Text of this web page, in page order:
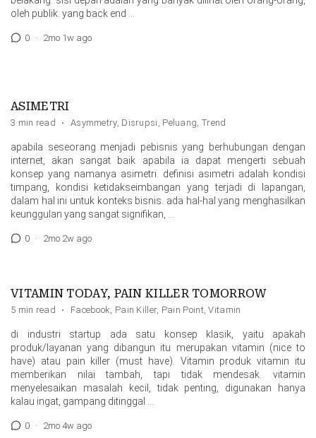
oleh publik. yang back end …
0 · 2mo 1w ago
ASIMETRI
3 min read · Asymmetry, Disrupsi , Peluang, Trend
apabila seseorang menjadi pebisnis yang berhubungan dengan
internet, akan sangat baik apabila ia dapat mengerti sebuah
konsep yang namanya asimetri. definisi asimetri adalah kondisi
timpang, kondisi ketidakseimbangan yang terjadi di lapangan,
dalam hal ini untuk konteks bisnis. ada hal-hal yang menghasilkan
keunggulan yang sangat signifikan, …
0 · 2mo 2w ago
VITAMIN TODAY, PAIN KILLER TOMORROW
5 min read · Facebook, Pain Killer, Pain Point,Vitamin
di industri startup ada satu konsep klasik, yaitu apakah
produk/layanan yang dibangun itu merupakan vitamin (nice to
have) atau pain killer (must have). Vitamin produk vitamin itu
memberikan nilai tambah, tapi tidak mendesak. vitamin
menyelesaikan masalah kecil, tidak penting, digunakan hanya
kalau ingat, gampang ditinggal …
0 · 2mo 4w ago